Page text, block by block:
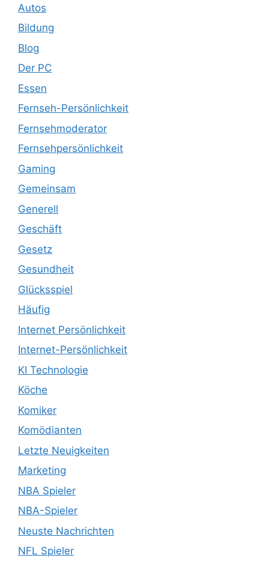
Autos
Bildung
Blog
Der PC
Essen
Fernseh-Persönlichkeit
Fernsehmoderator
Fernsehpersönlichkeit
Gaming
Gemeinsam
Generell
Geschäft
Gesetz
Gesundheit
Glücksspiel
Häufig
Internet Persönlichkeit
Internet-Persönlichkeit
KI Technologie
Köche
Komiker
Komödianten
Letzte Neuigkeiten
Marketing
NBA Spieler
NBA-Spieler
Neuste Nachrichten
NFL Spieler